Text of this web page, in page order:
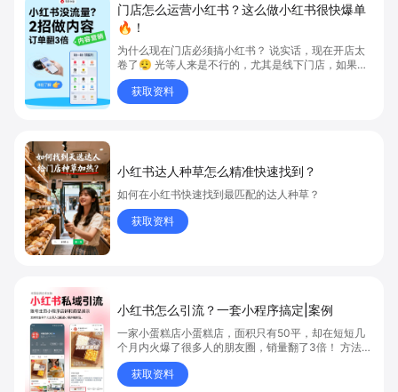
门店怎么运营小红书？这么做小红书很快爆单
🔥！
为什么现在门店必须搞小红书？ 说实话，现在开店太
卷了😮‍💨 光等人来是不行的，尤其是线下门店，如果你
还没开始做小红书，那真的就是“闭着眼放弃客流”🚪
💸 获取资料
小红书达人种草怎么精准快速找到？
如何在小红书快速找到最匹配的达人种草？
获取资料
小红书怎么引流？一套小程序搞定|案例
一家小蛋糕店小蛋糕店，面积只有50平，却在短短几
个月内火爆了很多人的朋友圈，销量翻了3倍！ 方法则
是——巧妙借助小红书的种草平台和闭环引流，实现从
“种草”到“成交”的完美闭环！ 👇
获取资料